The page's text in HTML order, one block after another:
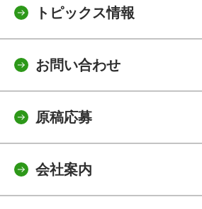
トピックス情報
お問い合わせ
原稿応募
会社案内